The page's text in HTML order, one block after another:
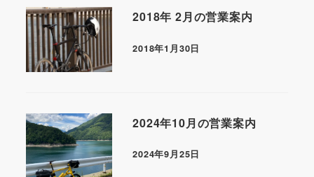
2018年 2月の営業案内
2018年1月30日
2024年10月の営業案内
2024年9月25日